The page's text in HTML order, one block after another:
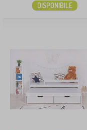
DISPONIBILE